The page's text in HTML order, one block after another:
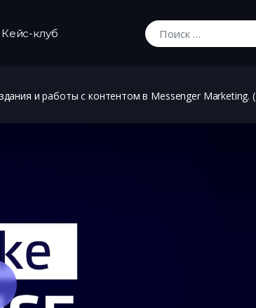
Кейс-клуб
Искать:
и работы с контентом в Messenger Marketing.